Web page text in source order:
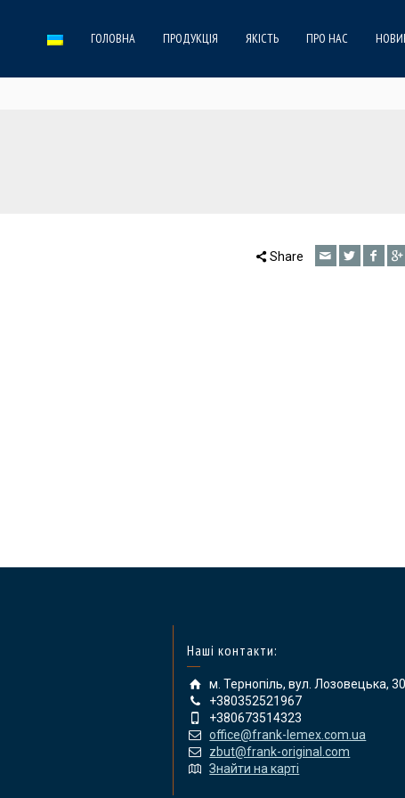
ГОЛОВНА ПРОДУКЦІЯ ЯКІСТЬ ПРО НАС
Share
Наші контакти:
м. Тернопіль, вул. Лозовецька, 30
+380352521967
+380673514323
office@frank-lemex.com.ua
zbut@frank-original.com
Знайти на карті